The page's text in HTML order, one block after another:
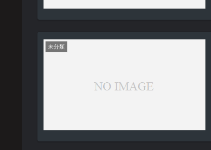
未分類